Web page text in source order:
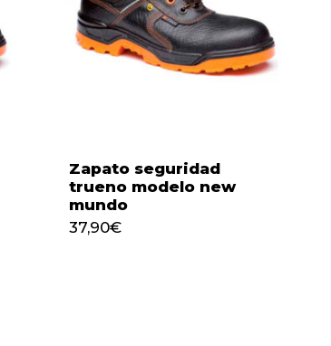
Zapato seguridad
trueno modelo new
mundo
37,90€